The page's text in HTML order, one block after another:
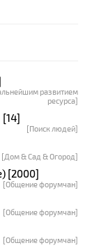
развитием
ресурса]
[14]
[Поиск людей]
[Дом & Сад & Огород]
[2000]
[Общение форумчан]
[Общение форумчан]
[Общение форумчан]